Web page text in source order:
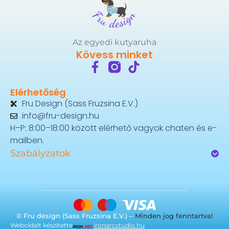
Az egyedi kutyaruha
Kövess minket
Elérhetőség
Fru Design (Sass Fruzsina E.V.)
info@fru-design.hu
H–P: 8:00–18:00 között elérhető vagyok chaten és e-
mailben.
Szabályzatok
© Fru design (Sass Fruzsina E.V.) – Minden jog fenntartva!
Weboldalt készítette ironarcstudio.hu